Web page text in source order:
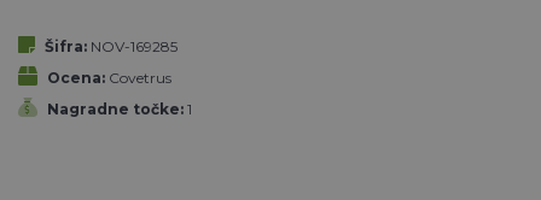
Šifra: NOV-169285
Ocena: Covetrus
Nagradne točke: 1